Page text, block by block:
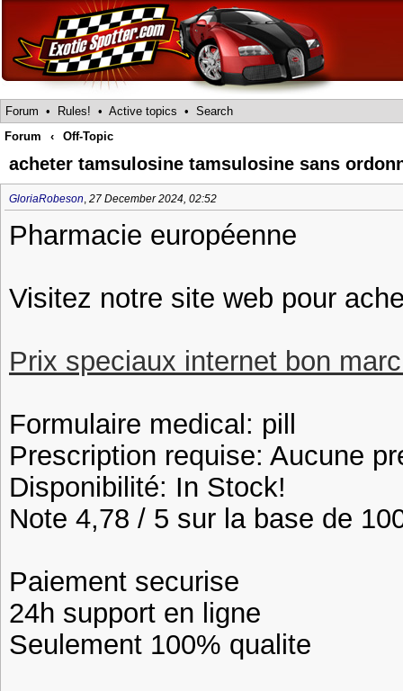
Forum • Rules! • Active topics • Search
Forum
‹ Off-Topic
acheter tamsulosine tamsulosine sans
GloriaRobeson, 27 December 2024, 02:52
Pharmacie européenne
Visitez notre site web pour
Prix speciaux internet bon
Formulaire medical: pill
Prescription requise: Aucune
Disponibilité: In Stock!
Note 4,78 / 5 sur la base de
Paiement securise
24h support en ligne
Seulement 100% qualite